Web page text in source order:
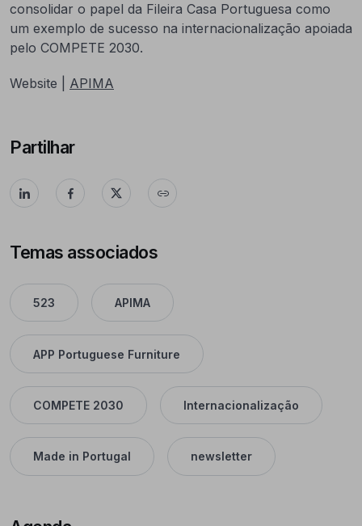
consolidar o papel da Fileira Casa Portuguesa como
um exemplo de sucesso na internacionalização apoiada
pelo COMPETE 2030.
Website | APIMA
Partilhar
Temas associados
523 APIMA
APP Portuguese Furniture
COMPETE 2030 Internacionalização
Made in Portugal newsletter